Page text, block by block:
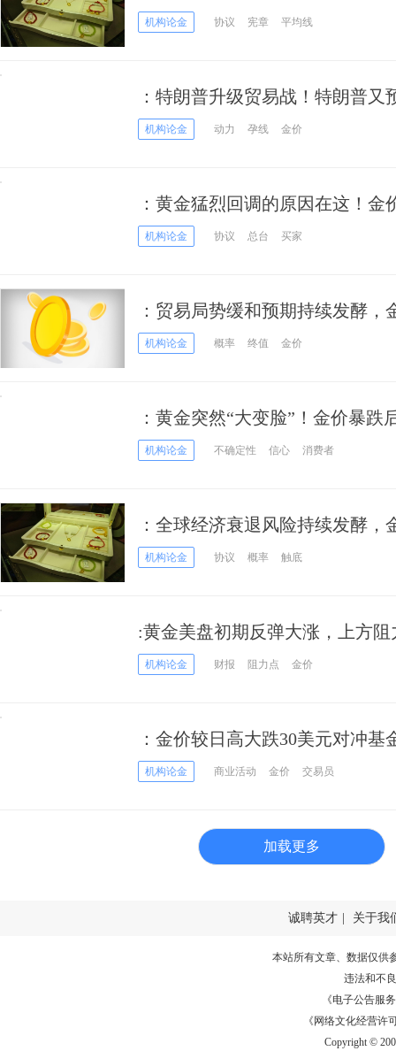
机构论金 协议 宪章 平均线
：特朗普升级贸易战！特朗普又
机构论金 动力 孕线 金价
：黄金猛烈回调的原因在这！金
谈判大消息
机构论金 协议 总台 买家
：贸易局势缓和预期持续发酵
势机构论金 概率 终值 金价
：黄金突然“大变脸”！金价暴跌
机构论金 不确定性 信心 消费者
：全球经济衰退风险持续发酵
高机构论金 协议 概率 触底
:黄金美盘初期反弹大涨，上方
机构论金 财报 阻力点 金价
：金价较日高大跌30美元对冲
机构论金 商业活动 金价 交易员
加载更多
诚聘英才 关于我
本站所有文章、数据仅供
违法和不
《电子公告服务
《网络文化经营许
Copyright ©